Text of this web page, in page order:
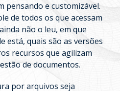
pensando e customizável.
de todos os que acessam
não o leu, em que
está, quais são as versões
recursos que agilizam
de documentos.
por arquivos seja